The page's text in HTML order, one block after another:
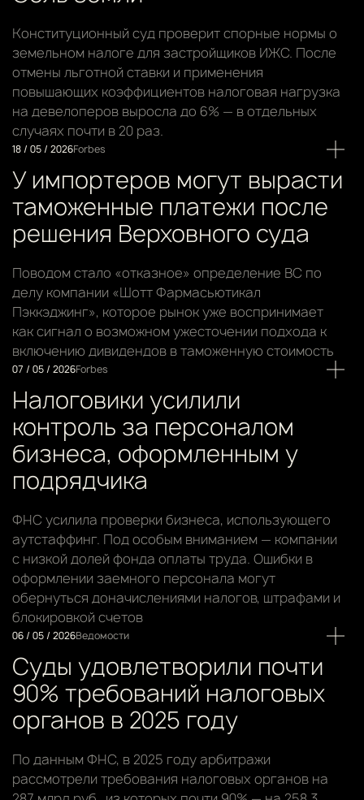
Конституционный суд проверит спорные нормы о
земельном налоге для застройщиков ИЖС. После
отмены льготной ставки и применения
повышающих коэффициентов налоговая нагрузка
на девелоперов выросла до 6% — в отдельных
случаях почти в 20 раз.
18 / 05 / 2026Forbes
У импортеров могут вырасти
таможенные платежи после
решения Верховного суда
Поводом стало «отказное» определение ВС по
делу компании «Шотт Фармасьютикал
Пэккэджинг», которое рынок уже воспринимает
как сигнал о возможном ужесточении подхода к
включению дивидендов в таможенную стоимость
07 / 05 / 2026Forbes
Налоговики усилили
контроль за персоналом
бизнеса, оформленным у
подрядчика
ФНС усилила проверки бизнеса, использующего
аутстаффинг. Под особым вниманием — компании
с низкой долей фонда оплаты труда. Ошибки в
оформлении заемного персонала могут
обернуться доначислениями налогов, штрафами и
блокировкой счетов
06 / 05 / 2026Ведомости
Суды удовлетворили почти
90% требований налоговых
органов в 2025 году
По данным ФНС, в 2025 году арбитражи
рассмотрели требования налоговых органов на